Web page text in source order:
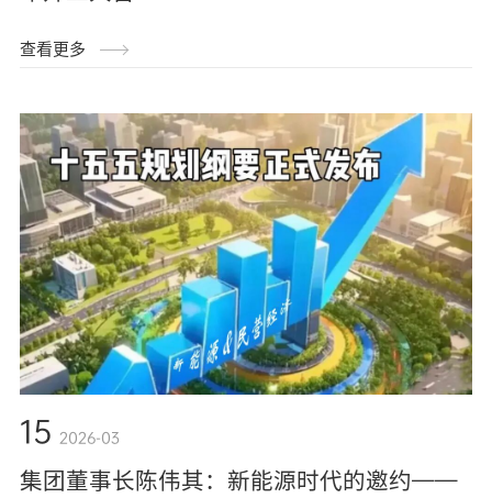
查看更多
15 2026-03
集团董事长陈伟其：新能源时代的邀约——